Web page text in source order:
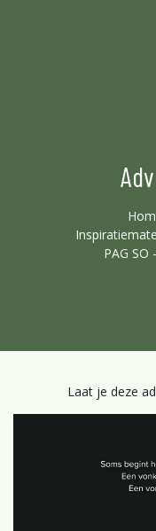
PAG SO
Laat je deze